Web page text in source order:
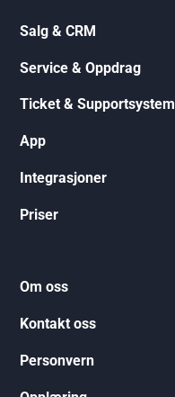
Salg & CRM
Service & Oppdrag
Ticket & Supportsystem
App
Integrasjoner
Priser
Om oss
Kontakt oss
Personvern